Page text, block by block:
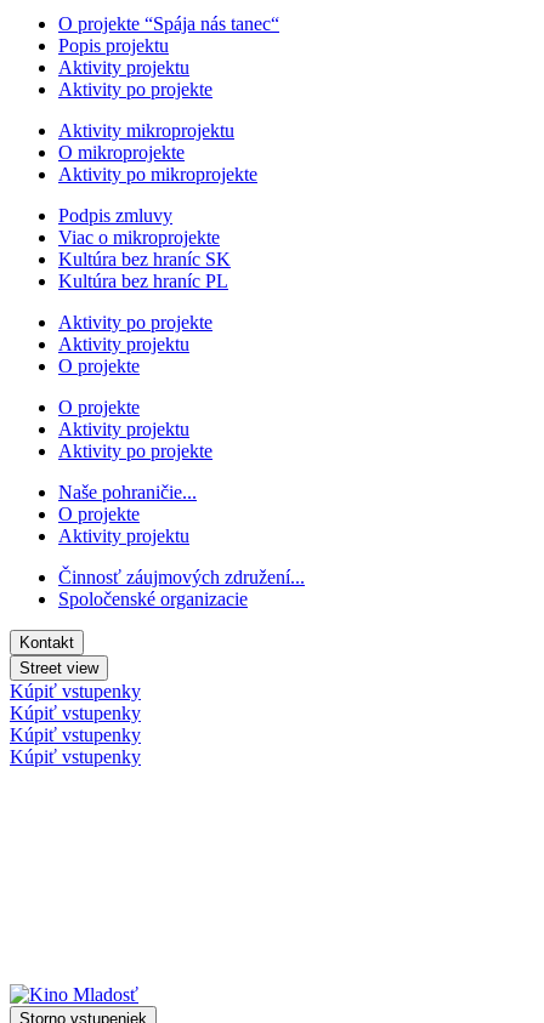
O projekte “Spája nás tanec“
Popis projektu
Aktivity projektu
Aktivity po projekte
Aktivity mikroprojektu
O mikroprojekte
Aktivity po mikroprojekte
Podpis zmluvy
Viac o mikroprojekte
Kultúra bez hraníc SK
Kultúra bez hraníc PL
Aktivity po projekte
Aktivity projektu
O projekte
O projekte
Aktivity projektu
Aktivity po projekte
Naše pohraničie...
O projekte
Aktivity projektu
Činnosť záujmových združení...
Spoločenské organizacie
Kontakt
Street view
Kúpiť vstupenky
Kúpiť vstupenky
Kúpiť vstupenky
Kúpiť vstupenky
Storno vstupeniek